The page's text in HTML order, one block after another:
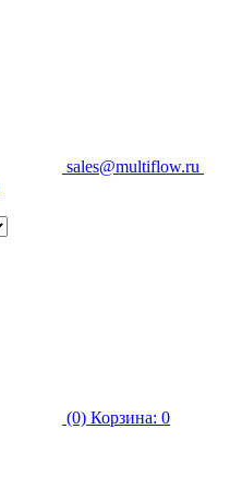
sales@multiflow.ru
(0) Корзина: 0